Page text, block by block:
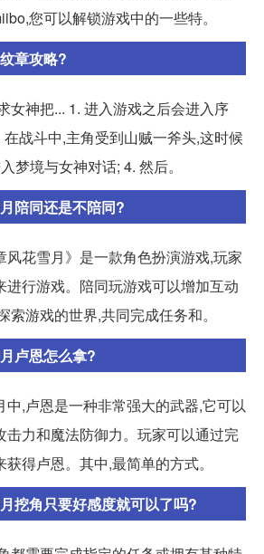
您可以解锁游戏中的一些特。
章攻略?
女神把... 1. 进入游戏之后会进入序
战斗中,主角受到山贼一斧头,这时候
梦境与女神对话; 4. 然后。
陪同还是不陪同?
风花雪月》是一款角色扮演游戏,玩家
进行游戏。陪同玩游戏可以增加互动
索游戏的世界,共同完成任务和。
卢恩怎么拿?
,卢恩是一种非常强大的武器,它可以
击力和魔法防御力。玩家可以通过完
得卢恩。其中,最简单的方式。
挖角只要好感度就可以了吗?